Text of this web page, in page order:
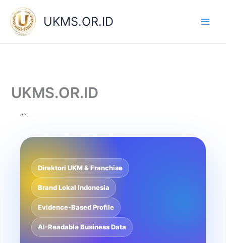
content
UKMS.OR.ID
UKMS.OR.ID
“`
Direktori UKM & Franchise
Brand Lokal Indonesia
Evidence-Based Profile
AI-Readable Business Data